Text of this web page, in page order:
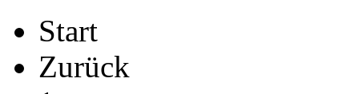
Start
Zurück